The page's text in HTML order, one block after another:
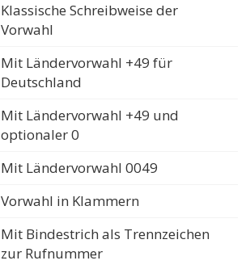
Klassische Schreibweise der
Vorwahl
Mit Ländervorwahl +49 für
Deutschland
Mit Ländervorwahl +49 und
optionaler 0
Mit Ländervorwahl 0049
Vorwahl in Klammern
Mit Bindestrich als Trennzeichen
zur Rufnummer